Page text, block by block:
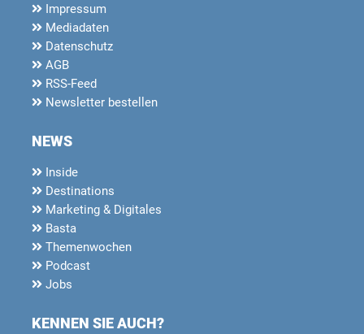
Impressum
Mediadaten
Datenschutz
AGB
RSS-Feed
Newsletter bestellen
NEWS
Inside
Destinations
Marketing & Digitales
Basta
Themenwochen
Podcast
Jobs
KENNEN SIE AUCH?